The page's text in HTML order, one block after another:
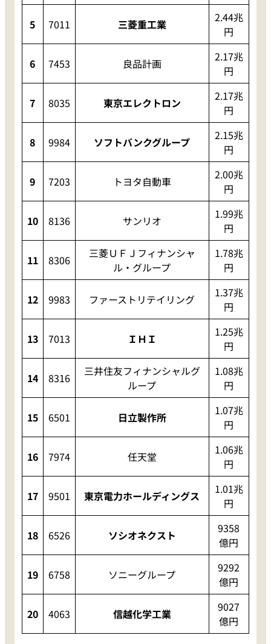
5 7011 三菱重工業
2.44兆
円
6 7453 良品計画
2.17兆
円
7 8035 東京エレクトロン
2.17兆
円
8 9984 ソフトバンクグループ
2.15兆
円
9 7203 トヨタ自動車
2.00兆
円
10 8136 サンリオ
1.99兆
円
11 8306
三菱ＵＦＪフィナンシャ
ル・グループ
1.78兆
円
12 9983 ファーストリテイリング
1.37兆
円
13 7013 ＩＨＩ
1.25兆
円
14 8316
三井住友フィナンシャルグ
ループ
1.08兆
円
15 6501 日立製作所
1.07兆
円
16 7974 任天堂
1.06兆
円
17 9501 東京電力ホールディングス
1.01兆
円
18 6526 ソシオネクスト
9358
億円
19 6758 ソニーグループ
9292
億円
20 4063 信越化学工業
9027
億円